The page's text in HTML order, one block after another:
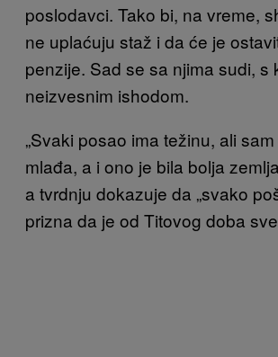
poslodavci. Tako bi, na vreme,
ne uplaćuju staž i da će je
penzije. Sad se sa njima sudi, s
neizvesnim ishodom.
„Svaki posao ima težinu, ali
mlađa, a i ono je bila bolja
a tvrdnju dokazuje da „svako
prizna da je od Titovog doba